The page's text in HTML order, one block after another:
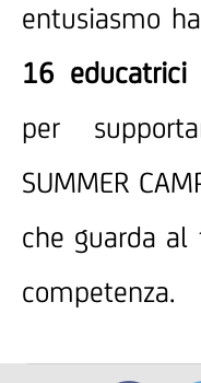
entusiasmo
16 educatrici
per
SUMMER
che guarda al
competenza.